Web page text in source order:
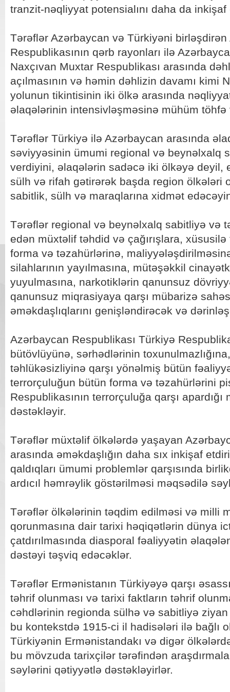
tranzit-nəqliyyat potensialını daha da
Tərəflər Azərbaycan və Türkiyəni birləşdirən
Respublikasının qərb rayonları ilə
Naxçıvan Muxtar Respublikası arasında
açılmasının və həmin dəhlizin davamı kimi
yolunun tikintisinin iki ölkə arasında
əlaqələrinin intensivləşməsinə mühüm
Tərəflər Türkiyə ilə Azərbaycan arasında
səviyyəsinin ümumi regional və beynəlxalq
verdiyini, əlaqələrin sadəcə iki ölkəyə deyil,
sülh və rifah gətirərək başda region ölkələri
sabitlik, sülh və maraqlarına xidmət
Tərəflər regional və beynəlxalq sabitliyə və
edən müxtəlif təhdid və çağırışlara,
forma və təzahürlərinə,
silahlarının yayılmasına, mütəşəkkil
yuyulmasına, narkotiklərin qanunsuz
qanunsuz miqrasiyaya qarşı mübarizə
əməkdaşlıqlarını genişləndirəcək və
Azərbaycan Respublikası Türkiyə
bütövlüyünə, sərhədlərinin
təhlükəsizliyinə qarşı yönəlmiş bütün
terrorçuluğun bütün forma və təzahürlərini
Respublikasının terrorçuluğa qarşı
dəstəkləyir.
Tərəflər müxtəlif ölkələrdə yaşayan
arasında əməkdaşlığın daha sıx inkişaf
qaldıqları ümumi problemlər qarşısında
ardıcıl həmrəylik göstərilməsi məqsədilə
Tərəflər ölkələrinin təqdim edilməsi və milli
qorunmasına dair tarixi həqiqətlərin dünya
çatdırılmasında diasporal fəaliyyətin
dəstəyi təşviq edəcəklər.
Tərəflər Ermənistanın Türkiyəyə qarşı
təhrif olunması və tarixi faktların təhrif
cəhdlərinin regionda sülhə və sabitliyə
bu kontekstdə 1915-ci il hadisələri ilə bağlı
Türkiyənin Ermənistandakı və digər
bu mövzuda tarixçilər tərəfindən
səylərini qətiyyətlə dəstəkləyirlər.